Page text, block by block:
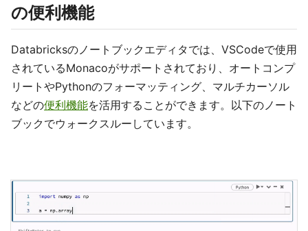
の便利機能
Databricksのノートブックエディタでは、VSCodeで使用
されているMonacoがサポートされており、オートコンプ
リートやPythonのフォーマッティング、マルチカーソル
などの便利機能を活用することができます。以下のノート
ブックでウォークスルーしています。